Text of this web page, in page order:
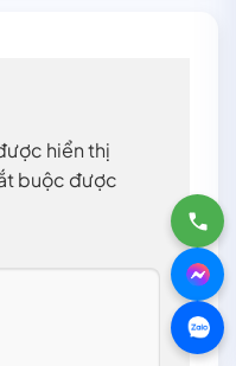
hiển thị
buộc được